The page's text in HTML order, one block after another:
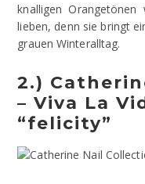
knalligen
lieben, denn sie bringt
grauen Winteralltag.
2.)
– Viva La
“felicity”